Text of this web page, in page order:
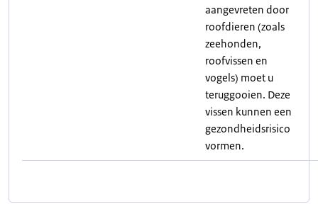
aangevreten door
roofdieren (zoals
zeehonden,
roofvissen en
vogels) moet u
teruggooien. Deze
vissen kunnen een
gezondheidsrisico
vormen.